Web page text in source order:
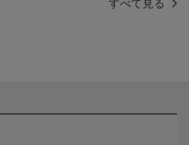
すべて見る